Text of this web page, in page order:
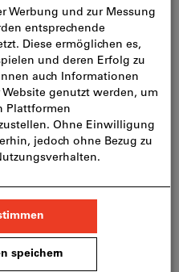
120 150 180
600
bestellen?